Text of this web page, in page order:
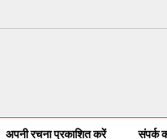
अपनी रचना प्रकाशित करें संपर्क